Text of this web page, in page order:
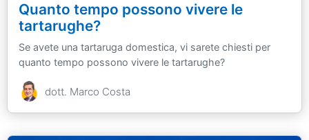
Quanto tempo possono vivere le
tartarughe?
Se avete una tartaruga domestica, vi sarete chiesti per
quanto tempo possono vivere le tartarughe?
dott. Marco Costa